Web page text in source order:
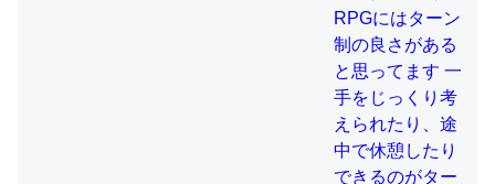
論文では「淡水はカルシウムも酸素も不足してて両方に不
利だから両方が拮抗してるのでは」とあって面白い。海に
いる鋏角類（カブトガニ・ウミグモ）はカルシウムを使わ
ずキチンを強化してる筈だが、酵素が違うのか？
─ニュース :: 【研究発表】昆虫学の大問題＝「昆虫はなぜ海にいな